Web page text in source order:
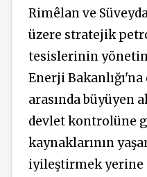
Rimêlan ve
üzere stratejik
tesislerinin
Enerji
arasında büyüyen
devlet kontrolüne
kaynaklarının
iyileştirmek yerine